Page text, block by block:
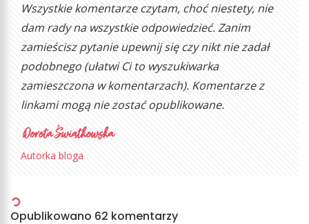
Wszystkie komentarze czytam, choć niestety, nie
dam rady na wszystkie odpowiedzieć. Zanim
zamieścisz pytanie upewnij się czy nikt nie zadał
podobnego (ułatwi Ci to wyszukiwarka
zamieszczona w komentarzach). Komentarze z
linkami mogą nie zostać opublikowane.
Autorka bloga
Opublikowano 62 komentarzy